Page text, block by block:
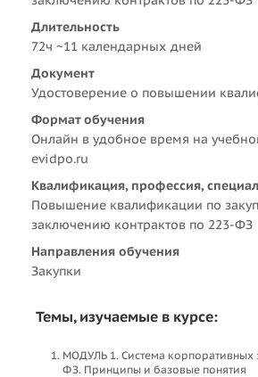
Длительность
72ч ~11 календарных дней
Документ
Удостоверение о повышении
Формат обучения
Онлайн в удобное время на
evidpo.ru
Квалификация, профессия,
Повышение квалификации по
заключению контрактов по 223-ФЗ
Направления обучения
Закупки
Темы, изучаемые в курсе:
МОДУЛЬ 1. Cистема корпоративных
ФЗ. Принципы и базовые понятия